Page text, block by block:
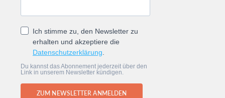
Ich stimme zu, den Newsletter zu
erhalten und akzeptiere die
Datenschutzerklärung
Du kannst das Abonnement jederzeit über den
Link in unserem Newsletter kündigen.
ZUM NEWSLETTER ANMELDEN